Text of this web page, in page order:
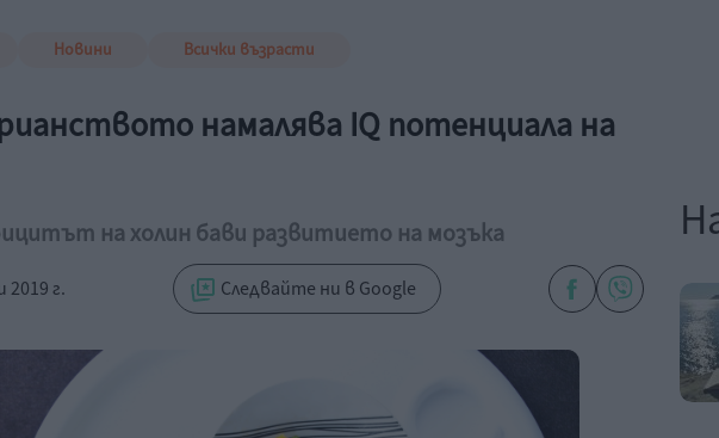
Новини Всички възрасти
намалява IQ потенциала на
на холин бави развитието на мозъка
г. Следвайте ни в Google